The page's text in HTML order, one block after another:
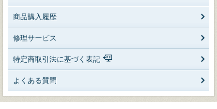
商品購入履歴
修理サービス
特定商取引法に基づく表記
よくある質問